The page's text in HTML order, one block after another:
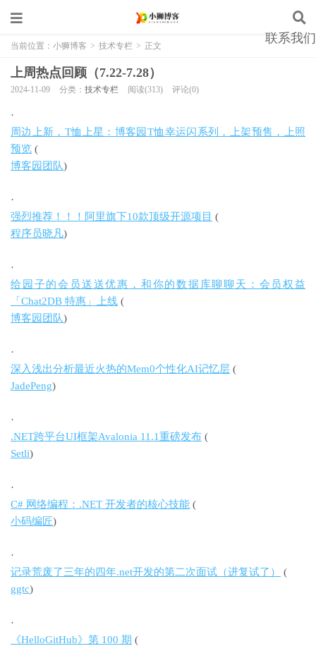
联系我们
当前位置： 小狮博客 > 技术专栏 > 正文
上周热点回顾（7.22-7.28）
2024-11-09 分类： 技术专栏 阅读(313) 评论(0)
·
周边上新，T恤上星：博客园T恤幸运闪系列，上架预售，上照
预览 (
博客园团队)
·
强烈推荐！！！阿里旗下10款顶级开源项目 (
程序员晓凡)
·
给园子的会员送送优惠，和你的数据库聊聊天：会员权益
「Chat2DB 特惠」上线 (
博客园团队)
·
深入浅出分析最近火热的Mem0个性化AI记忆层 (
JadePeng)
·
.NET跨平台UI框架Avalonia 11.1重磅发布 (
Setli)
·
C# 网络编程：.NET 开发者的核心技能 (
小码编匠)
·
记录荒废了三年的四年.net开发的第二次面试（进复试了）
(
ggtc)
·
《HelloGitHub》第 100 期 (